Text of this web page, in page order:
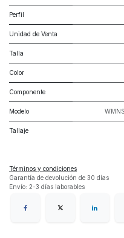
Perfil
Unidad de Venta
Talla
Color
Componente
Modelo
Tallaje
Términos y condiciones
Garantía de devolución de 30 días
Envío: 2-3 días laborables